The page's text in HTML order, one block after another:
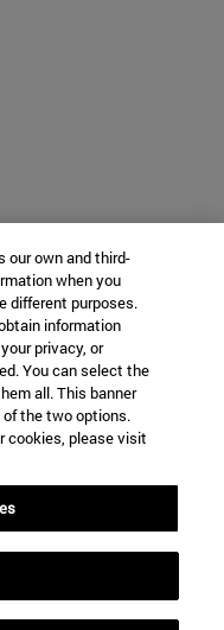
our own and third-
when you
different purposes.
information
privacy, or
You can select the
all. This banner
the two options.
cookies, please visit